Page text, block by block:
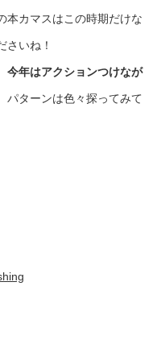
本カマスはこの時期だけな
さいね！
今年はアクションつけなが
パターンは色々探ってみて